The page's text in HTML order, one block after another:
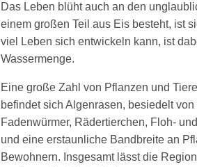
Das Leben blüht auch an den
einem großen Teil aus Eis besteht, ist
viel Leben sich entwickeln kann, ist
Wassermenge.
Eine große Zahl von Pflanzen und
befindet sich Algenrasen, besiedelt
Fadenwürmer, Rädertierchen, Floh-
und eine erstaunliche Bandbreite an
Bewohnern. Insgesamt lässt die